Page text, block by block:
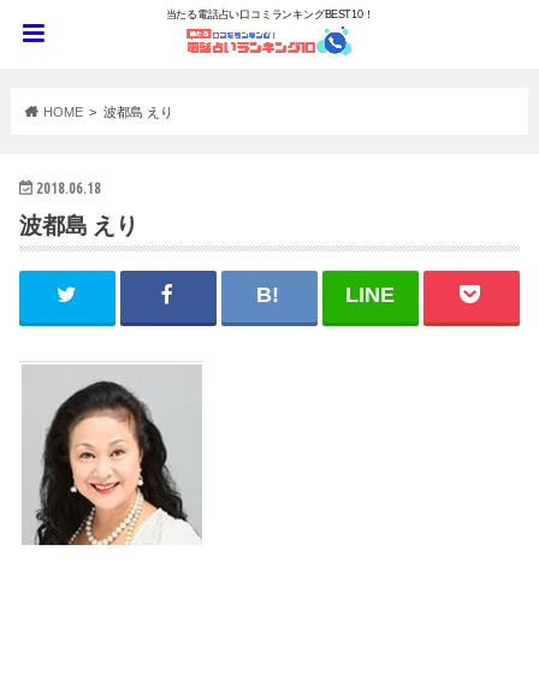
当たる電話占い口コミランキングBEST10！
HOME 波都島 えり
2018.06.18
波都島 えり